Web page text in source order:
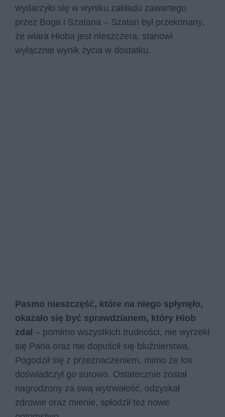
wydarzyło się w wyniku zakładu zawartego
przez Boga i Szatana – Szatan był przekonany,
że wiara Hioba jest nieszczera, stanowi
wyłącznie wynik życia w dostatku.
Pasmo nieszczęść, które na niego spłynęło,
okazało się być sprawdzianem, który Hiob
zdał – pomimo wszystkich trudności, nie wyrzekł
się Pana oraz nie dopuścił się bluźnierstwa.
Pogodził się z przeznaczeniem, mimo że los
doświadczył go surowo. Ostatecznie został
nagrodzony za swą wytrwałość, odzyskał
zdrowie oraz mienie, spłodził też nowe